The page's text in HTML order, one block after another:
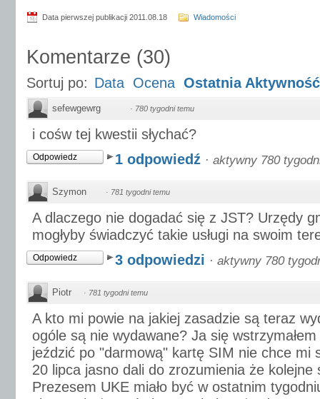
Data pierwszej publikacji 2011.08.18 Wiadomości
Komentarze (30)
Sortuj po: Data Ocena Ostatnia Aktywność
sefewgewrg · 780 tygodni temu
i cośw tej kwestii słychać?
Odpowiedz 1 odpowiedź · aktywny 780
Szymon · 781 tygodni temu
A dlaczego nie dogadać się z JST? Urzędy
mogłyby świadczyć takie usługi na swoim
Odpowiedz 3 odpowiedzi · aktywny 780
Piotr · 781 tygodni temu
A kto mi powie na jakiej zasadzie są teraz
ogóle są nie wydawane? Ja się
jeździć po "darmową" kartę SIM nie chce mi
20 lipca jasno dali do zrozumienia że kolejne
Prezesem UKE miało być w ostatnim